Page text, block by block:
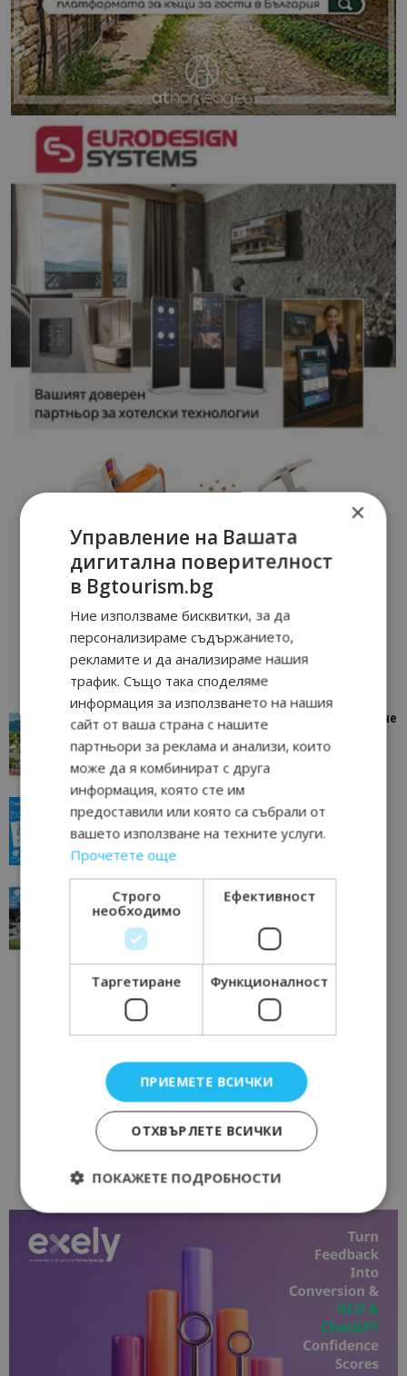
“Пощенска картичка от…”: Петрич – Изживяване
отвъд очакваното
Петрич 11/07/2026 11:22
“Пощенска картичка от…”: Пловдив, градът на
“Пощенска картичка от…”: Перник – град на
традициите, културата и вдъхновяващите...
Перник
×
Управление на Вашата
дигитална поверителност
в Bgtourism.bg
Ние използваме бисквитки, за да
персонализираме съдържанието,
рекламите и да анализираме нашия
трафик. Също така споделяме
информация за използването на нашия
сайт от ваша страна с нашите
партньори за реклама и анализи, които
може да я комбинират с друга
информация, която сте им
предоставили или която са събрали от
вашето използване на техните услуги.
Прочетете още
Строго
необходимо
Ефективност
Таргетиране Функционалност
ПРИЕМЕТЕ ВСИЧКИ
ОТХВЪРЛЕТЕ ВСИЧКИ
ПОКАЖЕТЕ ПОДРОБНОСТИ
Строго необходимо
Строго необходимите бисквитки позволяват
основната функционалност на уебсайта, като
потребителско влизане и управление на
акаунта. Уебсайтът не може да се използва